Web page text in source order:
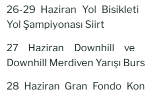
26-29 Haziran Yol Bisikleti
Yol Şampiyonası Siirt
27 Haziran Downhill ve
Downhill Merdiven Yarışı
28 Haziran Gran Fondo